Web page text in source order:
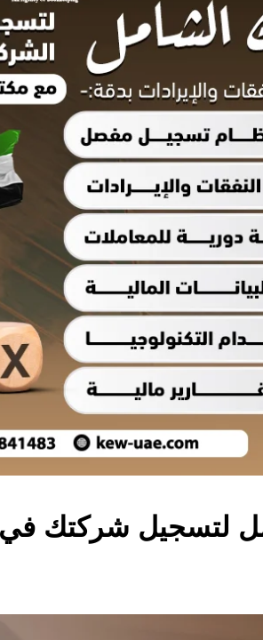
لتسجيل شركتك